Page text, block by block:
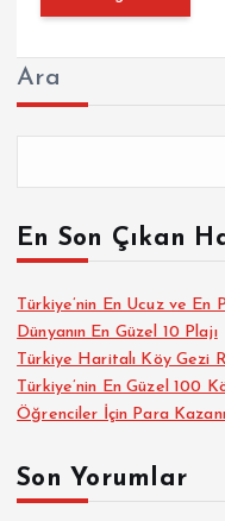
Ara
En Son Çıkan
Türkiye’nin En Ucuz ve En
Dünyanın En Güzel 10 Plajı
Türkiye Haritalı Köy Gezi
Türkiye’nin En Güzel 100
Öğrenciler İçin Para
Son Yorumlar